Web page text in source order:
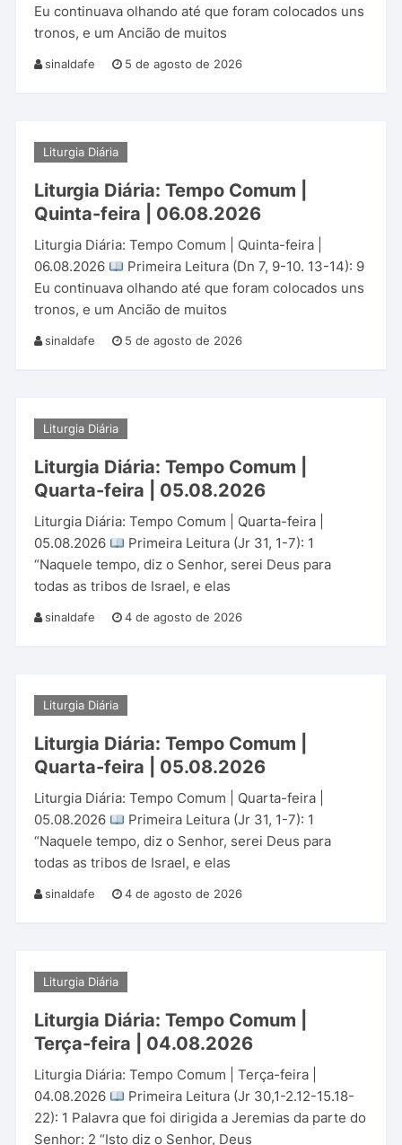
Eu continuava olhando até que foram colocados uns
tronos, e um Ancião de muitos
sinaldafe 5 de agosto de 2026
Liturgia Diária
Liturgia Diária: Tempo Comum |
Quinta-feira | 06.08.2026
Liturgia Diária: Tempo Comum | Quinta-feira |
06.08.2026
Primeira Leitura (Dn 7, 9-10. 13-14): 9
Eu continuava olhando até que foram colocados uns
tronos, e um Ancião de muitos
sinaldafe 5 de agosto de 2026
Liturgia Diária
Liturgia Diária: Tempo Comum |
Quarta-feira | 05.08.2026
Liturgia Diária: Tempo Comum | Quarta-feira |
05.08.2026
Primeira Leitura (Jr 31, 1-7): 1
“Naquele tempo, diz o Senhor, serei Deus para
todas as tribos de Israel, e elas
sinaldafe 4 de agosto de 2026
Liturgia Diária
Liturgia Diária: Tempo Comum |
Quarta-feira | 05.08.2026
Liturgia Diária: Tempo Comum | Quarta-feira |
05.08.2026
Primeira Leitura (Jr 31, 1-7): 1
“Naquele tempo, diz o Senhor, serei Deus para
todas as tribos de Israel, e elas
sinaldafe 4 de agosto de 2026
Liturgia Diária
Liturgia Diária: Tempo Comum |
Terça-feira | 04.08.2026
Liturgia Diária: Tempo Comum | Terça-feira |
04.08.2026
Primeira Leitura (Jr 30,1-2.12-15.18-
22): 1 Palavra que foi dirigida a Jeremias da parte do
Senhor: 2 “Isto diz o Senhor, Deus